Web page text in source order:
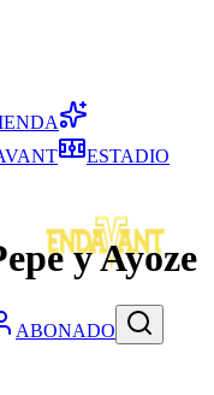
ABONADO
ESTADIO
y Ayoze